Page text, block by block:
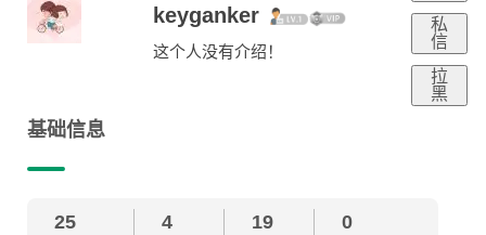
keyganker
这个人没有介绍！
私
信
拉
黑
基础信息
25 4 19 0